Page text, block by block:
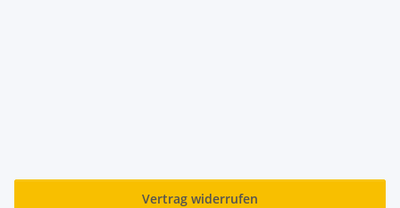
Vertrag widerrufen